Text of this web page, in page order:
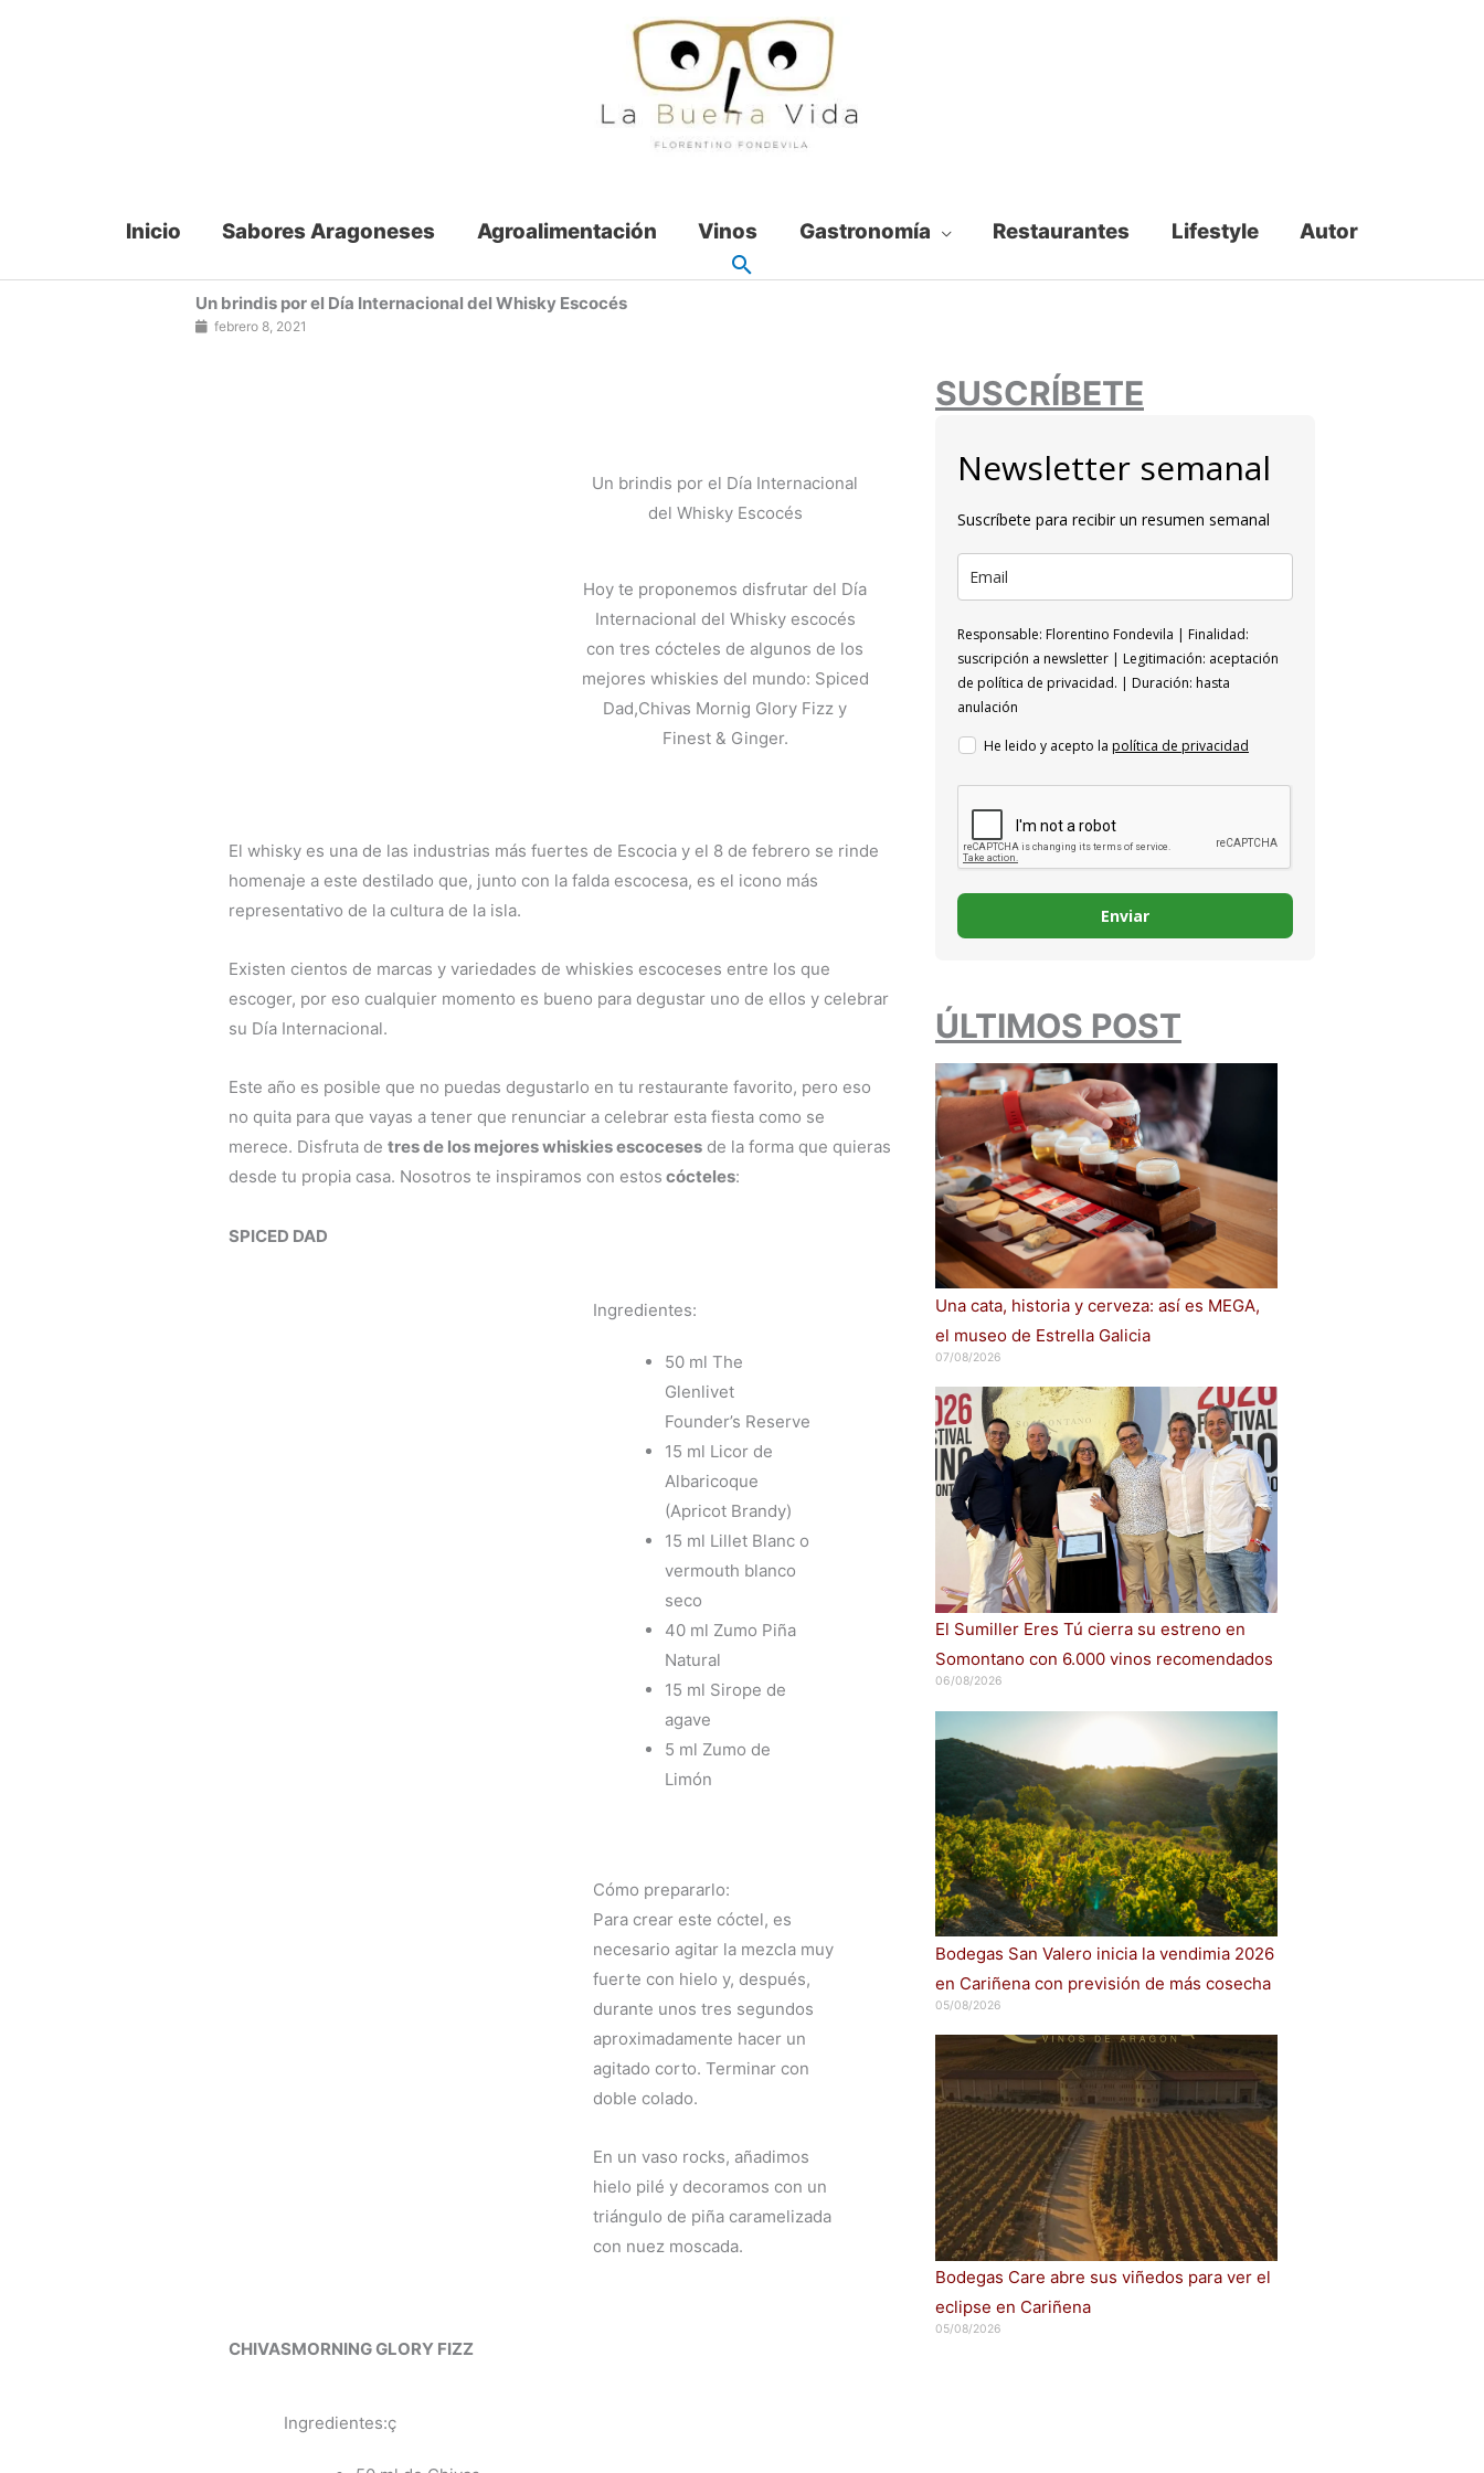
Inicio Sabores Aragoneses Agroalimentación Vinos Gastronomía Restaurantes Lifestyle Autor
Un brindis por el Día Internacional del Whisky Escocés
febrero 8, 2021
Un brindis por el Día Internacional
del Whisky Escocés
Hoy te proponemos disfrutar del Día
Internacional del Whisky escocés
con tres cócteles de algunos de los
mejores whiskies del mundo: Spiced
Dad,Chivas Mornig Glory Fizz y
Finest & Ginger.
El whisky es una de las industrias más fuertes de Escocia y el 8 de febrero se rinde
homenaje a este destilado que, junto con la falda escocesa, es el icono más
representativo de la cultura de la isla.
Existen cientos de marcas y variedades de whiskies escoceses entre los que
escoger, por eso cualquier momento es bueno para degustar uno de ellos y celebrar
su Día Internacional.
Este año es posible que no puedas degustarlo en tu restaurante favorito, pero eso
no quita para que vayas a tener que renunciar a celebrar esta fiesta como se
merece. Disfruta de tres de los mejores whiskies escoceses de la forma que quieras
desde tu propia casa. Nosotros te inspiramos con estos cócteles:
SPICED DAD
Ingredientes:
50 ml The
Glenlivet
Founder’s Reserve
15 ml Licor de
Albaricoque
(Apricot Brandy)
15 ml Lillet Blanc o
vermouth blanco
seco
40 ml Zumo Piña
Natural
15 ml Sirope de
agave
5 ml Zumo de
Limón
Cómo prepararlo:
Para crear este cóctel, es
necesario agitar la mezcla muy
fuerte con hielo y, después,
durante unos tres segundos
aproximadamente hacer un
agitado corto. Terminar con
doble colado.
En un vaso rocks, añadimos
hielo pilé y decoramos con un
triángulo de piña caramelizada
con nuez moscada.
CHIVASMORNING GLORY FIZZ
Ingredientes:ç
SUSCRÍBETE
Newsletter semanal
Suscríbete para recibir un resumen semanal
Responsable: Florentino Fondevila | Finalidad:
suscripción a newsletter | Legitimación: aceptación
de política de privacidad. | Duración: hasta
anulación
He leido y acepto la política de privacidad
Enviar
ÚLTIMOS POST
Una cata, historia y cerveza: así es MEGA,
el museo de Estrella Galicia
07/08/2026
El Sumiller Eres Tú cierra su estreno en
Somontano con 6.000 vinos recomendados
06/08/2026
Bodegas San Valero inicia la vendimia 2026
en Cariñena con previsión de más cosecha
05/08/2026
Bodegas Care abre sus viñedos para ver el
eclipse en Cariñena
05/08/2026